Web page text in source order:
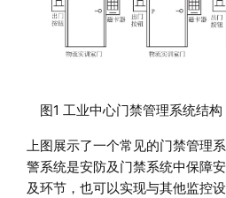
图1 工业中心门禁管理系统结构
上图展示了一个常见的门禁管理
警系统是安防及门禁系统中保障
及环节，也可以实现与其他监控